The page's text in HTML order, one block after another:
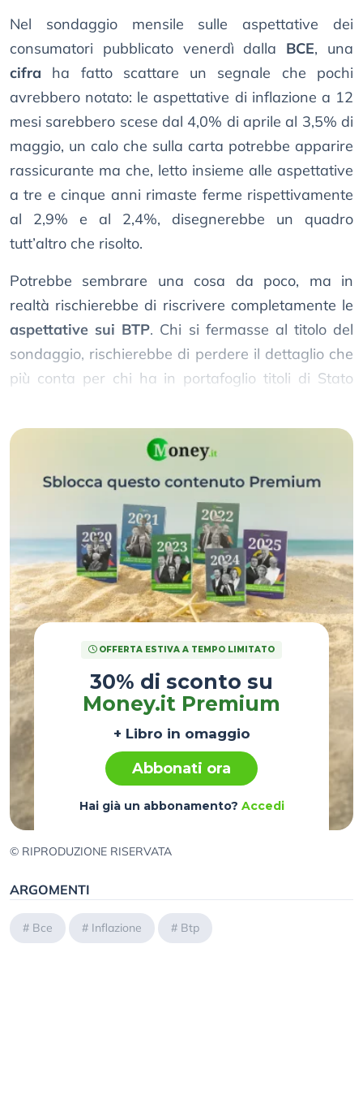
Nel sondaggio mensile sulle aspettative dei
consumatori pubblicato venerdì dalla BCE, una
cifra ha fatto scattare un segnale che pochi
avrebbero notato: le aspettative di inflazione a 12
mesi sarebbero scese dal 4,0% di aprile al 3,5% di
maggio, un calo che sulla carta potrebbe apparire
rassicurante ma che, letto insieme alle aspettative
a tre e cinque anni rimaste ferme rispettivamente
al 2,9% e al 2,4%, disegnerebbe un quadro
tutt’altro che risolto.
Potrebbe sembrare una cosa da poco, ma in
realtà rischierebbe di riscrivere completamente le
aspettative sui BTP. Chi si fermasse al titolo del
sondaggio, rischierebbe di perdere il dettaglio che
più conta per chi ha in portafoglio titoli di Stato
OFFERTA ESTIVA A TEMPO LIMITATO
30% di sconto su
Money.it Premium
+ Libro in omaggio
Abbonati ora
Hai già un abbonamento? Accedi
© RIPRODUZIONE RISERVATA
ARGOMENTI
# Bce # Inflazione # Btp